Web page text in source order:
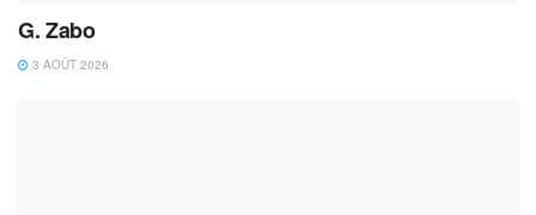
G. Zabo
3 AOÛT 2026